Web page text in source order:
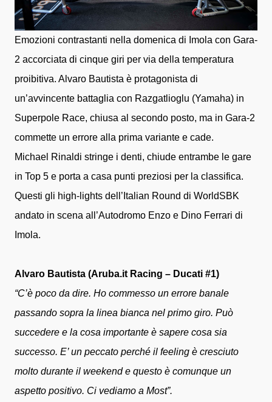
Emozioni contrastanti nella domenica di Imola con Gara-
2 accorciata di cinque giri per via della temperatura
proibitiva. Alvaro Bautista è protagonista di
un’avvincente battaglia con Razgatlioglu (Yamaha) in
Superpole Race, chiusa al secondo posto, ma in Gara-2
commette un errore alla prima variante e cade.
Michael Rinaldi stringe i denti, chiude entrambe le gare
in Top 5 e porta a casa punti preziosi per la classifica.
Questi gli high-lights dell’Italian Round di WorldSBK
andato in scena all’Autodromo Enzo e Dino Ferrari di
Imola.
Alvaro Bautista (Aruba.it Racing – Ducati #1)
“C’è poco da dire. Ho commesso un errore banale
passando sopra la linea bianca nel primo giro. Può
succedere e la cosa importante è sapere cosa sia
successo. E’ un peccato perché il feeling è cresciuto
molto durante il weekend e questo è comunque un
aspetto positivo. Ci vediamo a Most”.